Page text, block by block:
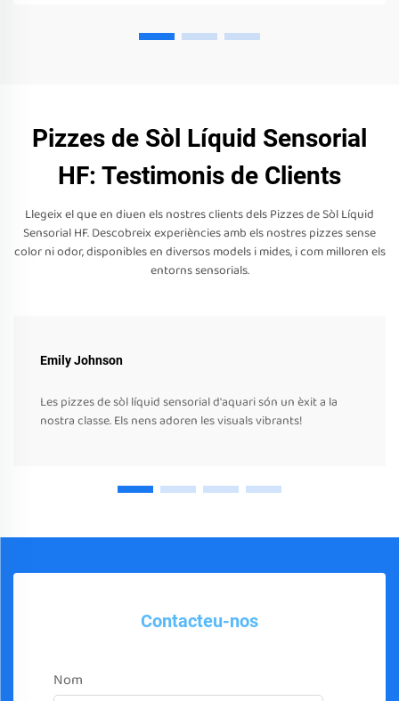
Pizzes de Sòl Líquid Sensorial
HF: Testimonis de Clients
Llegeix el que en diuen els nostres clients dels Pizzes de Sòl Líquid
Sensorial HF. Descobreix experiències amb els nostres pizzes sense
color ni odor, disponibles en diversos models i mides, i com milloren els
entorns sensorials.
Emily Johnson
Les pizzes de sòl líquid sensorial d'aquari són un èxit a la
nostra classe. Els nens adoren les visuals vibrants!
Contacteu-nos
Nom